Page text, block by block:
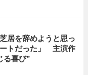
居を辞めようと思っ
トだった」 主演作
る喜び”